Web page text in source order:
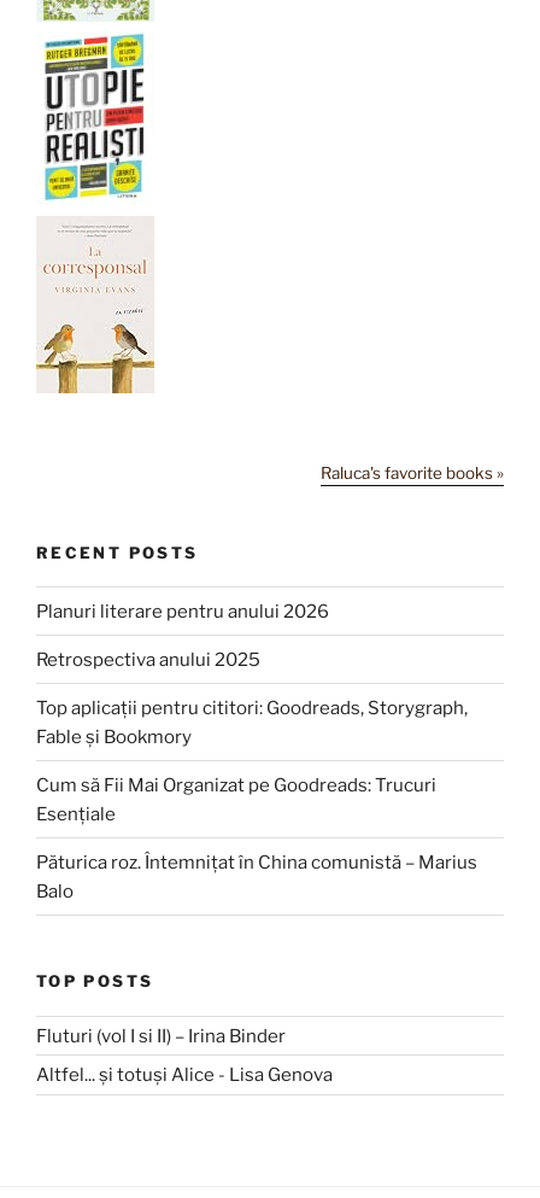
Raluca's favorite books »
RECENT POSTS
Planuri literare pentru anului 2026
Retrospectiva anului 2025
Top aplicații pentru cititori: Goodreads, Storygraph,
Fable și Bookmory
Cum să Fii Mai Organizat pe Goodreads: Trucuri
Esențiale
Păturica roz. Întemnițat în China comunistă – Marius
Balo
TOP POSTS
Fluturi (vol I si II) – Irina Binder
Altfel... și totuși Alice - Lisa Genova